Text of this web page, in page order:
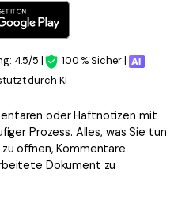
4.5/5 |
100 % Sicher |
durch KI
oder Haftnotizen mit
Prozess. Alles, was Sie tun
öffnen, Kommentare
Dokument zu